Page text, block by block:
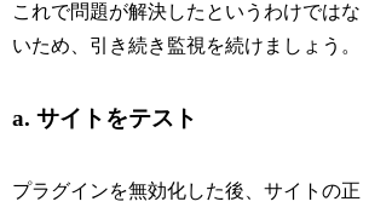
これで問題が解決したというわけではな
いため、引き続き監視を続けましょう。
a. サイトをテスト
プラグインを無効化した後、サイトの正